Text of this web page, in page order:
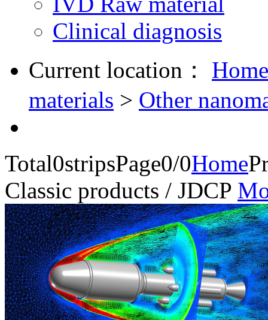
Clinical diagnosis
Current location：
Home
materials > Other
Total0stripsPage0/0Home
Classic products / JDCP